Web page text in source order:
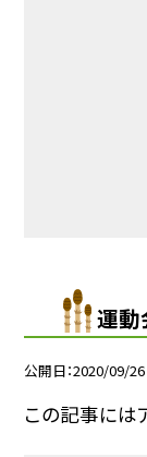
運動
公開日 2020/09/26
この記事には